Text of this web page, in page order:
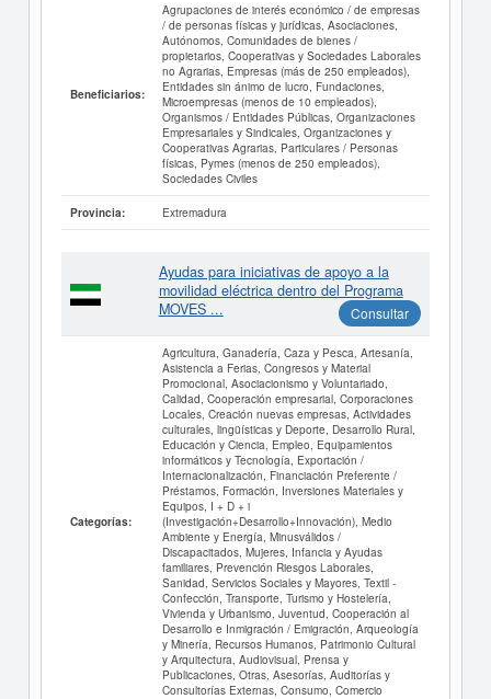
Beneficiarios:
Agrupaciones de interés económico / de empresas
/ de personas físicas y jurídicas, Asociaciones,
Autónomos, Comunidades de bienes /
propietarios, Cooperativas y Sociedades Laborales
no Agrarias, Empresas (más de 250 empleados),
Entidades sin ánimo de lucro, Fundaciones,
Microempresas (menos de 10 empleados),
Organismos / Entidades Públicas, Organizaciones
Empresariales y Sindicales, Organizaciones y
Cooperativas Agrarias, Particulares / Personas
físicas, Pymes (menos de 250 empleados),
Sociedades Civiles
Provincia: Extremadura
Ayudas para iniciativas de apoyo a la
movilidad eléctrica dentro del Programa
MOVES ...
Consultar
Categorías:
Agricultura, Ganadería, Caza y Pesca, Artesanía,
Asistencia a Ferias, Congresos y Material
Promocional, Asociacionismo y Voluntariado,
Calidad, Cooperación empresarial, Corporaciones
Locales, Creación nuevas empresas, Actividades
culturales, lingüísticas y Deporte, Desarrollo Rural,
Educación y Ciencia, Empleo, Equipamientos
informáticos y Tecnología, Exportación /
Internacionalización, Financiación Preferente /
Préstamos, Formación, Inversiones Materiales y
Equipos, I + D + i
(Investigación+Desarrollo+Innovación), Medio
Ambiente y Energía, Minusválidos /
Discapacitados, Mujeres, Infancia y Ayudas
familiares, Prevención Riesgos Laborales,
Sanidad, Servicios Sociales y Mayores, Textil -
Confección, Transporte, Turismo y Hostelería,
Vivienda y Urbanismo, Juventud, Cooperación al
Desarrollo e Inmigración / Emigración, Arqueología
y Minería, Recursos Humanos, Patrimonio Cultural
y Arquitectura, Audiovisual, Prensa y
Publicaciones, Otras, Asesorías, Auditorías y
Consultorías Externas, Consumo, Comercio